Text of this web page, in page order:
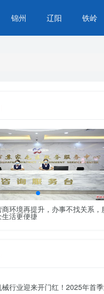
锦州 辽阳 铁岭
环境再提升，办事不找关系，
活更便捷
行业迎来开门红！2025年首